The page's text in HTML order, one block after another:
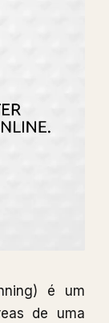
é um
de uma